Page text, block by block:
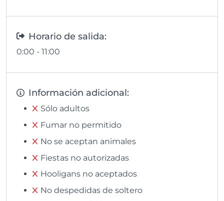
Horario de salida:
0:00 - 11:00
Información adicional:
Sólo adultos
Fumar no permitido
No se aceptan animales
Fiestas no autorizadas
Hooligans no aceptados
No despedidas de soltero